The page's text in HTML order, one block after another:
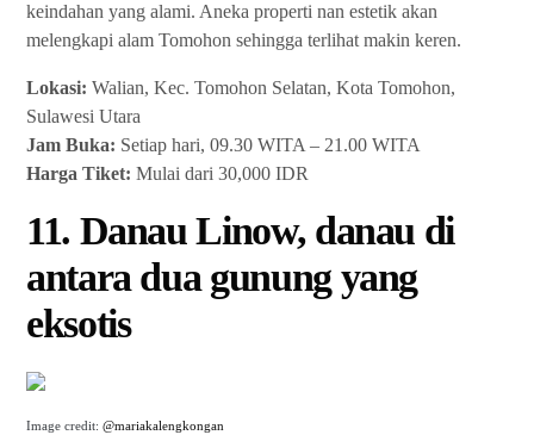
keindahan yang alami. Aneka properti nan estetik akan
melengkapi alam Tomohon sehingga terlihat makin keren.
Lokasi: Walian, Kec. Tomohon Selatan, Kota Tomohon,
Sulawesi Utara
Jam Buka: Setiap hari, 09.30 WITA – 21.00 WITA
Harga Tiket: Mulai dari 30,000 IDR
11. Danau Linow, danau di
antara dua gunung yang
eksotis
Image credit: @mariakalengkongan